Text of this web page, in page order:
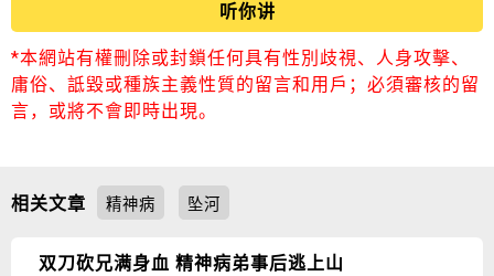
听你讲
*本網站有權刪除或封鎖任何具有性別歧視、人身攻擊、
庸俗、詆毀或種族主義性質的留言和用戶；必須審核的留
言，或將不會即時出現。
相关文章 精神病 坠河
双刀砍兄满身血 精神病弟事后逃上山